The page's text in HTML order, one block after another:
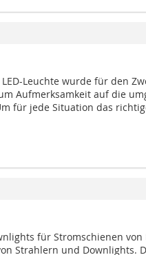
LED-Leuchte wurde für den
Aufmerksamkeit auf die
für jede Situation das
für Stromschienen von
Strahlern und Downlights.